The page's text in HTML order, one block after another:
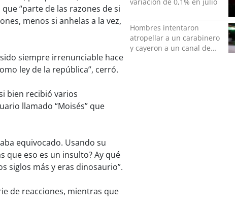
“parte de las razones de si
menos si anhelas a la vez,
siempre irrenunciable hace
ley de la república”, cerró.
bien recibió varios
llamado “Moisés” que
equivocado. Usando su
que eso es un insulto? Ay qué
siglos más y eras dinosaurio”.
de reacciones, mientras que
Hombres intentaron
atropellar a un carabinero
y cayeron a un canal de